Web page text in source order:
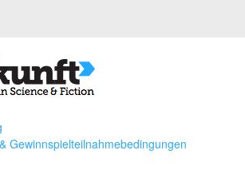
Gewinnspielteilnahmebedingungen